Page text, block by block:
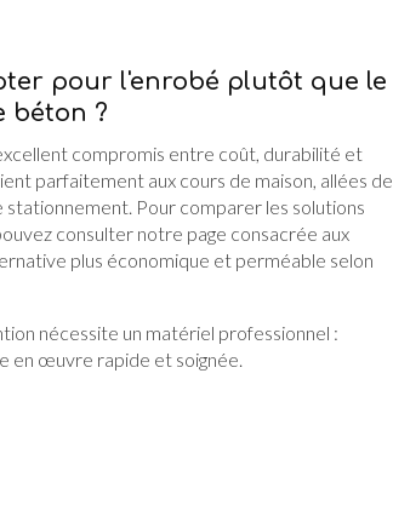
pour l'enrobé plutôt que le
béton ?
compromis entre coût, durabilité et
parfaitement aux cours de maison, allées de
stationnement. Pour comparer les solutions
consulter notre page consacrée aux
plus économique et perméable selon
nécessite un matériel professionnel :
en œuvre rapide et soignée.